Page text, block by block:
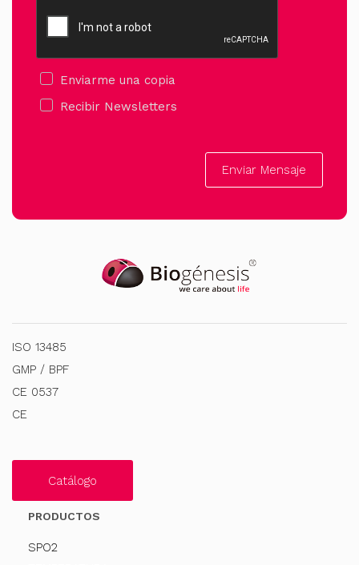
Enviarme una copia
Recibir Newsletters
Enviar Mensaje
ISO 13485
GMP / BPF
CE 0537
CE
Catálogo
PRODUCTOS
SPO2